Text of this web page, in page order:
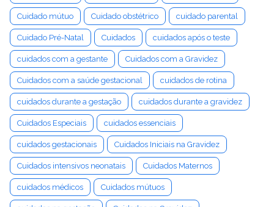
Cuidado mútuo Cuidado obstétrico cuidado parental
Cuidado Pré-Natal Cuidados cuidados após o teste
cuidados com a gestante Cuidados com a Gravidez
Cuidados com a saúde gestacional cuidados de rotina
cuidados durante a gestação cuidados durante a gravidez
Cuidados Especiais cuidados essenciais
cuidados gestacionais Cuidados Iniciais na Gravidez
Cuidados intensivos neonatais Cuidados Maternos
cuidados médicos Cuidados mútuos